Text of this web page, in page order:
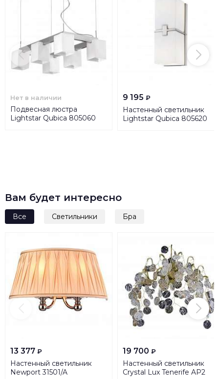
Нет в наличии
Подвесная люстра
Lightstar Qubica 805060
9 195 ₽
Настенный светильник
Lightstar Qubica 805620
Вам будет интересно
Все Светильники Бра
13 377 ₽
Настенный светильник
Newport 31501/A
19 700 ₽
Настенный светильник
Crystal Lux Tenerife AP2